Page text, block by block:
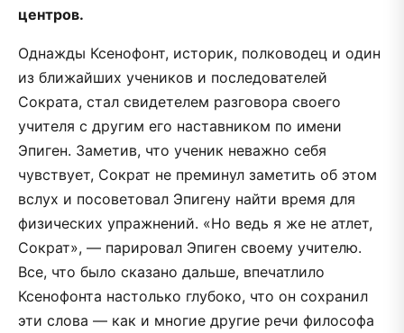
центров.
Однажды Ксенофонт, историк, полководец и один
из ближайших учеников и последователей
Сократа, стал свидетелем разговора своего
учителя с другим его наставником по имени
Эпиген. Заметив, что ученик неважно себя
чувствует, Сократ не преминул заметить об этом
вслух и посоветовал Эпигену найти время для
физических упражнений. «Но ведь я же не атлет,
Сократ», — парировал Эпиген своему учителю.
Все, что было сказано дальше, впечатлило
Ксенофонта настолько глубоко, что он сохранил
эти слова — как и многие другие речи философа